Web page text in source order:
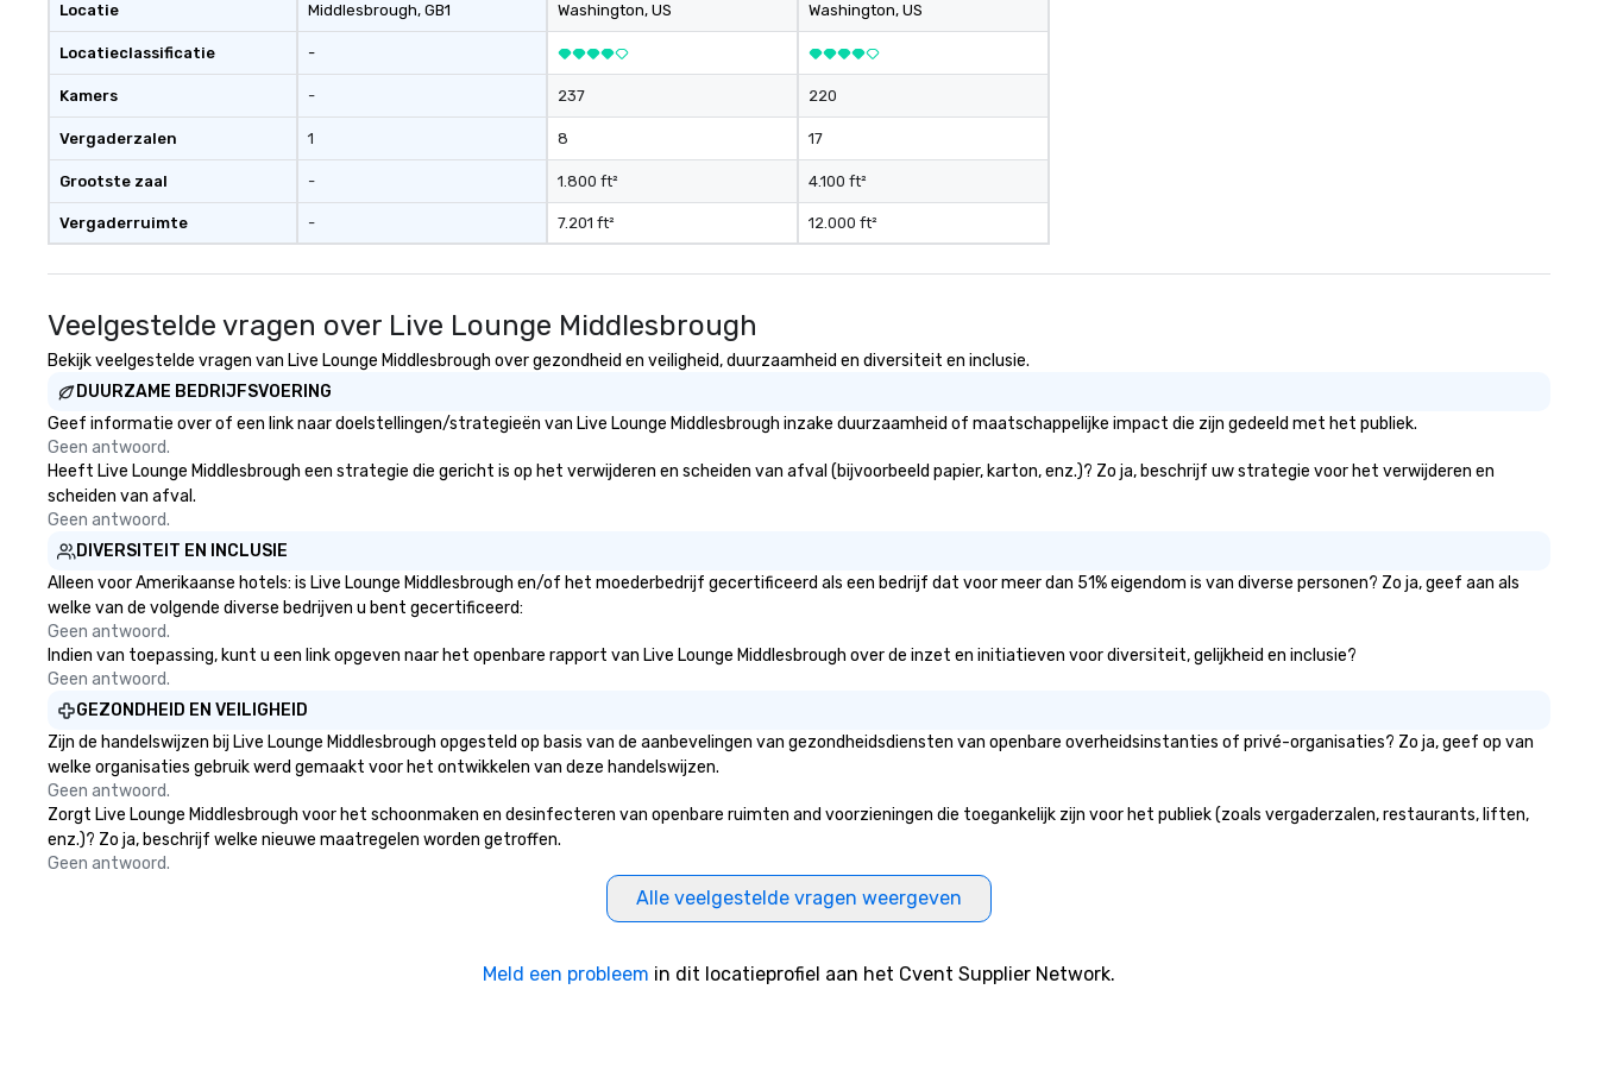
Locatie
Locatieclassificatie
Kamers
Vergaderzalen
Grootste zaal
Vergaderruimte
Middlesbrough, GB1
-
-
1
-
-
Washington, US
237
8
1.800 ft²
7.201 ft²
Washington, US
220
17
4.100 ft²
12.000 ft²
Veelgestelde vragen over Live Lounge Middlesbrough
Bekijk veelgestelde vragen van Live Lounge Middlesbrough over gezondheid en veiligheid, duurzaamheid en diversiteit en inclusie.
DUURZAME BEDRIJFSVOERING
Geef informatie over of een link naar doelstellingen/strategieën van Live Lounge Middlesbrough inzake duurzaamheid of maatschappelijke impact die zijn gedeeld met het publiek.
Geen antwoord.
Heeft Live Lounge Middlesbrough een strategie die gericht is op het verwijderen en scheiden van afval (bijvoorbeeld papier, karton, enz.)? Zo ja, beschrijf uw strategie voor het verwijderen en
scheiden van afval.
Geen antwoord.
DIVERSITEIT EN INCLUSIE
Alleen voor Amerikaanse hotels: is Live Lounge Middlesbrough en/of het moederbedrijf gecertificeerd als een bedrijf dat voor meer dan 51% eigendom is van diverse personen? Zo ja, geef aan als
welke van de volgende diverse bedrijven u bent gecertificeerd:
Geen antwoord.
Indien van toepassing, kunt u een link opgeven naar het openbare rapport van Live Lounge Middlesbrough over de inzet en initiatieven voor diversiteit, gelijkheid en inclusie?
Geen antwoord.
GEZONDHEID EN VEILIGHEID
Zijn de handelswijzen bij Live Lounge Middlesbrough opgesteld op basis van de aanbevelingen van gezondheidsdiensten van openbare overheidsinstanties of privé-organisaties? Zo ja, geef op van
welke organisaties gebruik werd gemaakt voor het ontwikkelen van deze handelswijzen.
Geen antwoord.
Zorgt Live Lounge Middlesbrough voor het schoonmaken en desinfecteren van openbare ruimten and voorzieningen die toegankelijk zijn voor het publiek (zoals vergaderzalen, restaurants, liften,
enz.)? Zo ja, beschrijf welke nieuwe maatregelen worden getroffen.
Geen antwoord.
Alle veelgestelde vragen weergeven
Meld een probleem in dit locatieprofiel aan het Cvent Supplier Network.